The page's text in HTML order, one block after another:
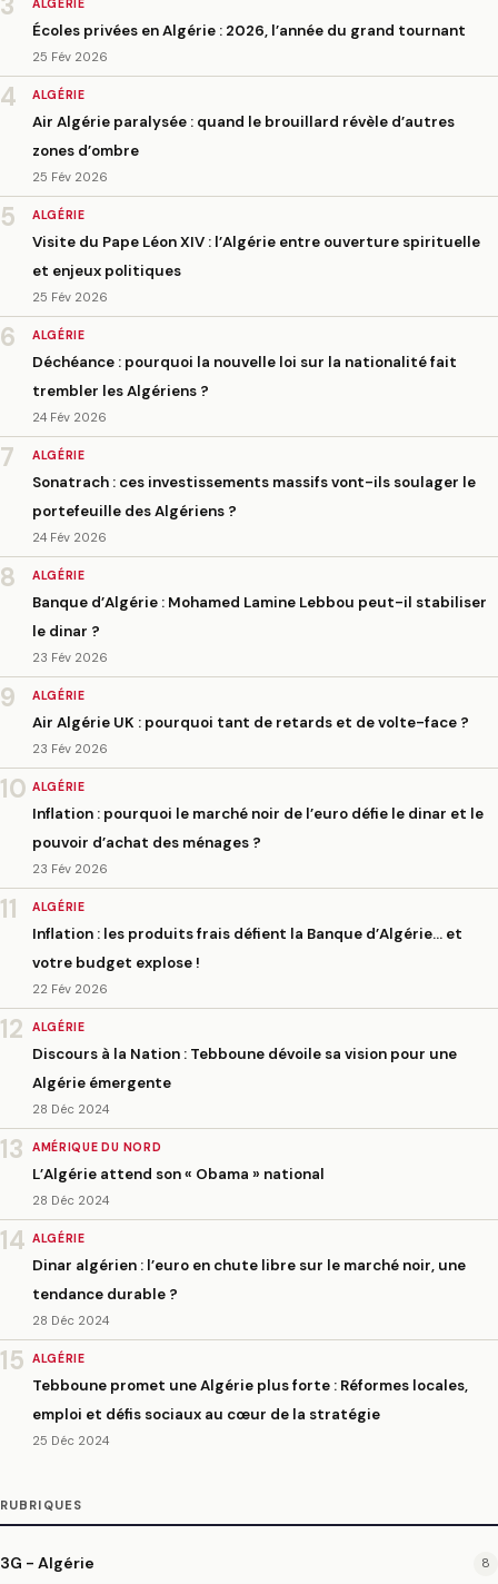
ALGÉRIE
Écoles privées en Algérie : 2026, l’année du grand tournant
25 Fév 2026
4 ALGÉRIE
Air Algérie paralysée : quand le brouillard révèle d’autres
zones d’ombre
25 Fév 2026
5 ALGÉRIE
Visite du Pape Léon XIV : l’Algérie entre ouverture spirituelle
et enjeux politiques
25 Fév 2026
6 ALGÉRIE
Déchéance : pourquoi la nouvelle loi sur la nationalité fait
trembler les Algériens ?
24 Fév 2026
7 ALGÉRIE
Sonatrach : ces investissements massifs vont-ils soulager le
portefeuille des Algériens ?
24 Fév 2026
8 ALGÉRIE
Banque d’Algérie : Mohamed Lamine Lebbou peut-il stabiliser
le dinar ?
23 Fév 2026
9 ALGÉRIE
Air Algérie UK : pourquoi tant de retards et de volte-face ?
23 Fév 2026
10 ALGÉRIE
Inflation : pourquoi le marché noir de l’euro défie le dinar et le
pouvoir d’achat des ménages ?
23 Fév 2026
11 ALGÉRIE
Inflation : les produits frais défient la Banque d’Algérie… et
votre budget explose !
22 Fév 2026
12 ALGÉRIE
Discours à la Nation : Tebboune dévoile sa vision pour une
Algérie émergente
28 Déc 2024
13 AMÉRIQUE DU NORD
L’Algérie attend son « Obama » national
28 Déc 2024
14 ALGÉRIE
Dinar algérien : l’euro en chute libre sur le marché noir, une
tendance durable ?
28 Déc 2024
15 ALGÉRIE
Tebboune promet une Algérie plus forte : Réformes locales,
emploi et défis sociaux au cœur de la stratégie
25 Déc 2024
RUBRIQUES
3G - Algérie 8